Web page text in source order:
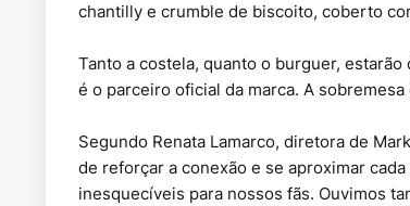
chantilly e crumble de biscoito, coberto
Tanto a costela, quanto o burguer,
é o parceiro oficial da marca. A
Segundo Renata Lamarco, diretora de
de reforçar a conexão e se aproximar
inesquecíveis para nossos fãs. Ouvimos